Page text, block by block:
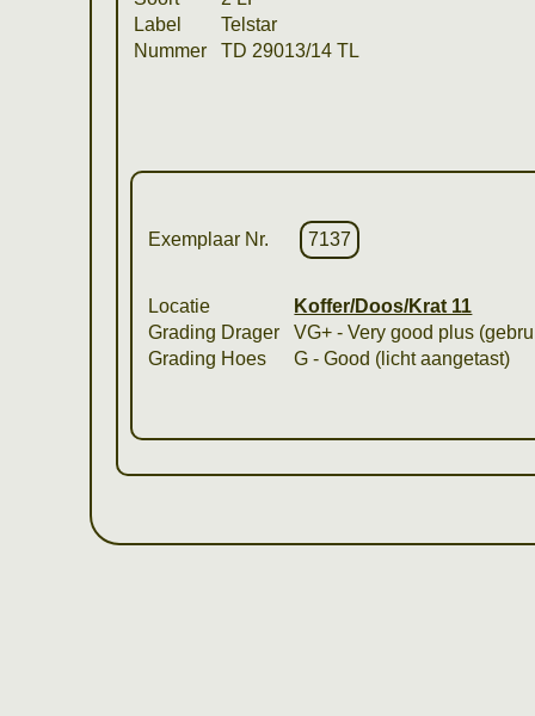
Label
Telstar
Nummer
TD 29013/14 TL
Exemplaar Nr. 7137
Locatie
Koffer/Doos/Krat 11
Grading Drager
VG+ - Very good plus
Grading Hoes
G - Good (licht aangetast)